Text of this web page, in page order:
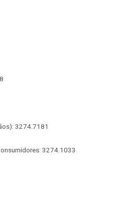
3274.7181
3274.1033